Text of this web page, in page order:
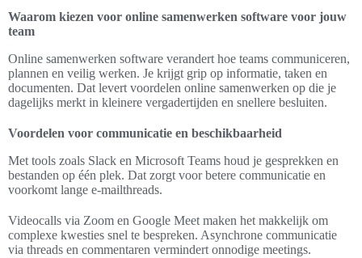
Waarom kiezen voor online samenwerken software voor jouw
team
Online samenwerken software verandert hoe teams communiceren,
plannen en veilig werken. Je krijgt grip op informatie, taken en
documenten. Dat levert voordelen online samenwerken op die je
dagelijks merkt in kleinere vergadertijden en snellere besluiten.
Voordelen voor communicatie en beschikbaarheid
Met tools zoals Slack en Microsoft Teams houd je gesprekken en
bestanden op één plek. Dat zorgt voor betere communicatie en
voorkomt lange e-mailthreads.
Videocalls via Zoom en Google Meet maken het makkelijk om
complexe kwesties snel te bespreken. Asynchrone communicatie
via threads en commentaren vermindert onnodige meetings.